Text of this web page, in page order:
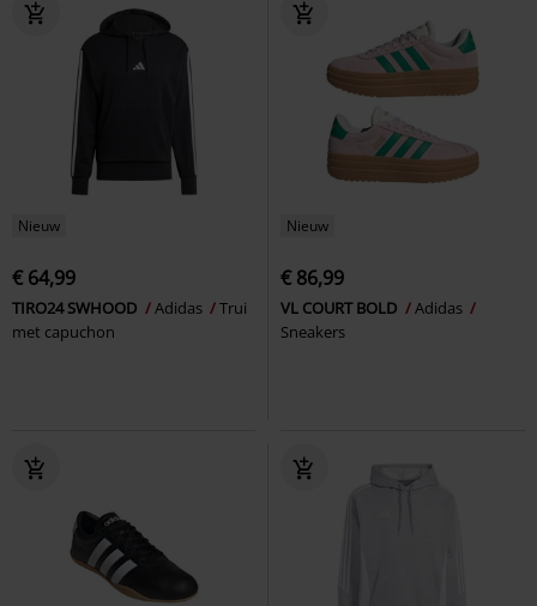
Nieuw
€ 64,99
TIRO24 SWHOOD Adidas
Trui
met capuchon
Nieuw
€ 86,99
VL COURT BOLD
Adidas
Sneakers